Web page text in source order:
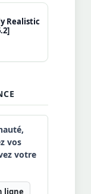
Realistic
vos
votre
ligne